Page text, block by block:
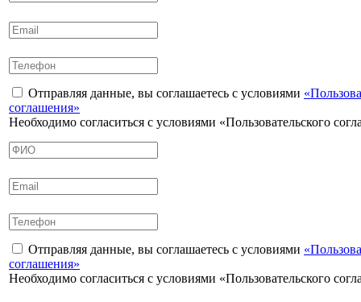
Отправляя данные, вы соглашаетесь с условиями
соглашения»
Необходимо согласиться с условиями «Пользовательского
Отправляя данные, вы соглашаетесь с условиями
соглашения»
Необходимо согласиться с условиями «Пользовательского